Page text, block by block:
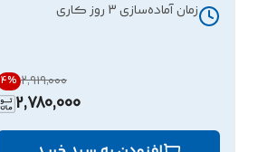
زمان آماده‌سازی3 روز کاری
۲٬۹۱۹٬۰۰۰ 4%
2,780,000